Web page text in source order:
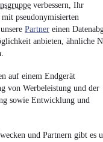
verbessern, Ihr
pseudonymisierten
Partner einen
anbieten, ähnliche
auf einem Endgerät
von Werbeleistung und der
sowie Entwicklung und
und Partnern gibt es
dem Marktplatz für